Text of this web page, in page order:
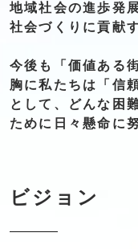
地域社会の進歩発
社会づくりに貢献
今後も 「価値ある
胸に私たちは
「信
として、
どんな困
ために 日々懸命に
ビジョン